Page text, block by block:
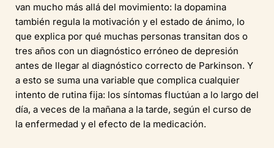
van mucho más allá del movimiento: la dopamina
también regula la motivación y el estado de ánimo, lo
que explica por qué muchas personas transitan dos o
tres años con un diagnóstico erróneo de depresión
antes de llegar al diagnóstico correcto de Parkinson. Y
a esto se suma una variable que complica cualquier
intento de rutina fija: los síntomas fluctúan a lo largo del
día, a veces de la mañana a la tarde, según el curso de
la enfermedad y el efecto de la medicación.